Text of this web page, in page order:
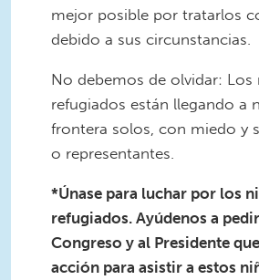
mejor posible por tratarlos
debido a sus circunstancias.
No debemos de olvidar: Los
refugiados están llegando a
frontera solos, con miedo y
o representantes.
*Únase para luchar por los
refugiados. Ayúdenos a
Congreso y al Presidente
acción para asistir a estos